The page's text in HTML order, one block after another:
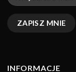
INFORMACJE